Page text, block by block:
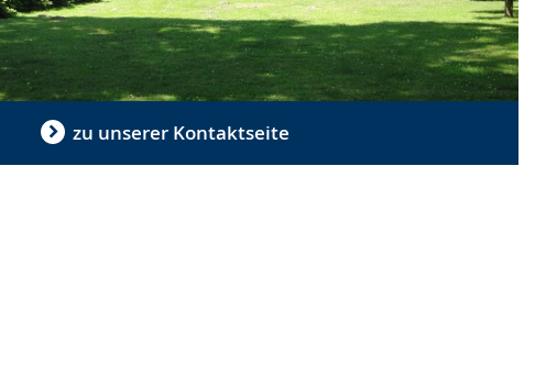
zu unserer Kontaktseite